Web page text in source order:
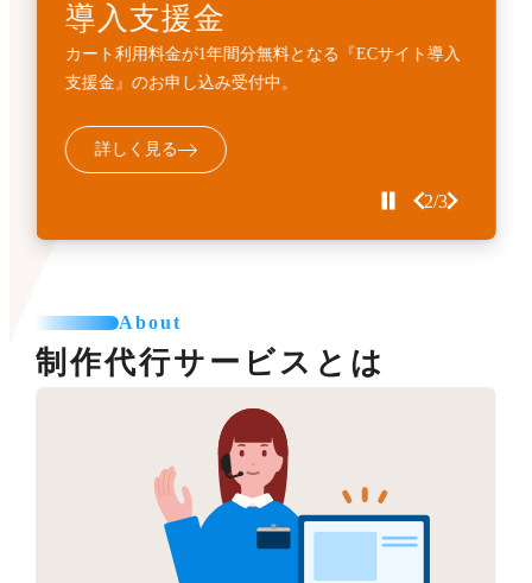
ューアル支援金
カート利用料金1年間無料とECサイト構築費用
10%OFFの『ECサイトサイトリニューアル支援金』受
詳しく見る
導入支援金
カート利用料金が1年間分無料となる『ECサイト導入
支援金』のお申し込み受付中。
詳しく見る
ス
標準機能に加えて、業務フローに合わせた外部連携・
機能追加などの個別開発を代行するサービスです。
詳しく見る
3/3
About
制作代行サービスとは